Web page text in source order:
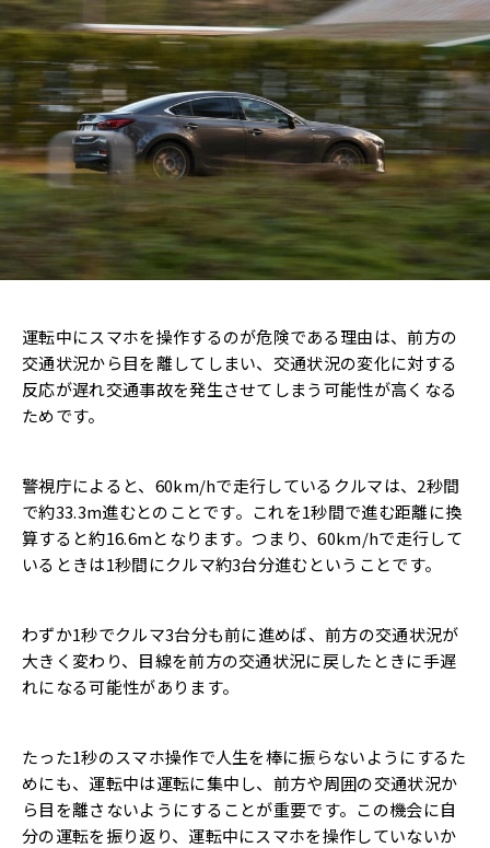
運転中にスマホを操作するのが危険である理由は、前方の
交通状況から目を離してしまい、交通状況の変化に対する
反応が遅れ交通事故を発生させてしまう可能性が高くなる
ためです。
警視庁によると、60km/hで走行しているクルマは、2秒間
で約33.3m進むとのことです。これを1秒間で進む距離に換
算すると約16.6mとなります。つまり、60km/hで走行して
いるときは1秒間にクルマ約3台分進むということです。
わずか1秒でクルマ3台分も前に進めば、前方の交通状況が
大きく変わり、目線を前方の交通状況に戻したときに手遅
れになる可能性があります。
たった1秒のスマホ操作で人生を棒に振らないようにするた
めにも、運転中は運転に集中し、前方や周囲の交通状況か
ら目を離さないようにすることが重要です。この機会に自
分の運転を振り返り、運転中にスマホを操作していないか